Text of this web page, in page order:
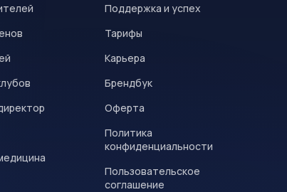
Поддержка и успех
Тарифы
Карьера
Брендбук
Оферта
Политика
конфиденциальности
Пользовательское
соглашение